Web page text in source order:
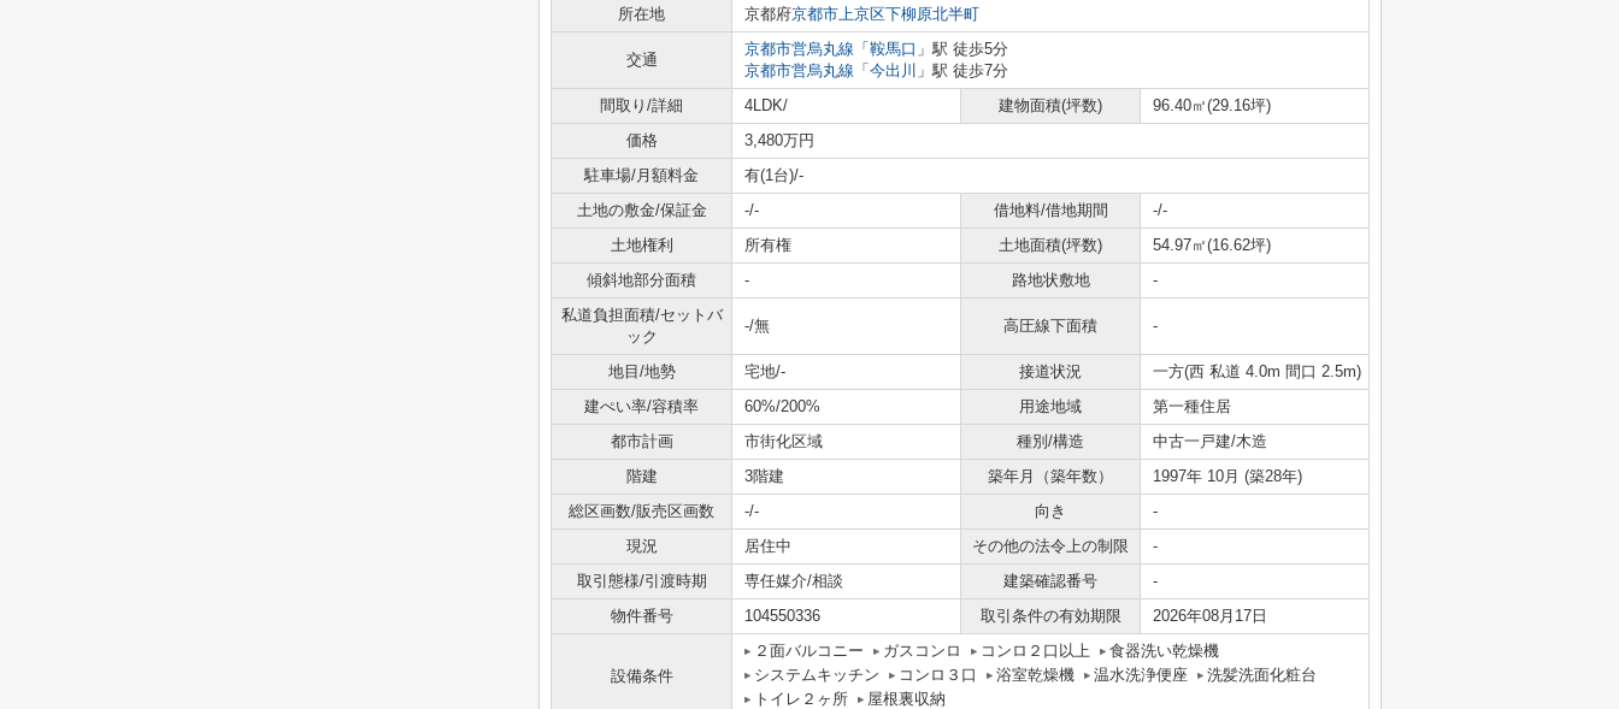
所在地 京都府京都市上京区下柳原北半町
交通
京都市営烏丸線 「 鞍馬口 」駅 徒歩5分
京都市営烏丸線 「 今出川 」駅 徒歩7分
間取り/詳細
4LDK/ 建物面積(坪数)
96.40㎡(29.16坪)
価格
3,480万円
駐車場/月額料金
有(1台)/-
土地の敷金/保証金
-/- 借地料/借地期間
-/-
土地権利
所有権 土地面積(坪数)
54.97㎡(16.62坪)
傾斜地部分面積
- 路地状敷地
-
私道負担面積/セットバ
ック
-/無 高圧線下面積 -
地目/地勢 宅地/- 接道状況
一方(西 私道 4.0m 間口 2.5m)
建ぺい率/容積率
60%/200% 用途地域
第一種住居
都市計画
市街化区域 種別/構造
中古一戸建/木造
階建
3階建 築年月（築年数）
1997年 10月 (築28年)
総区画数/販売区画数
-/- 向き
-
現況
居住中 その他の法令上の制限
-
取引態様/引渡時期
専任媒介/相談 建築確認番号
-
物件番号
104550336 取引条件の有効期限 2026年08月17日
設備条件
２面バルコニー ガスコンロ コンロ２口以上
食器洗い乾燥機
システムキッチン
コンロ３口 浴室乾燥機 温水洗浄便座
洗髪洗面化粧台
トイレ２ヶ所
屋根裏収納